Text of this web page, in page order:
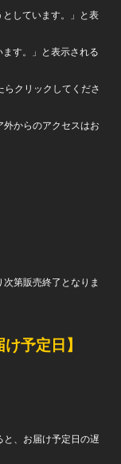
としています。」と表
ます。」と表示される
クリックしてくださ
からのアクセスはお
第販売終了となりま
予定日】
、お届け予定日の遅